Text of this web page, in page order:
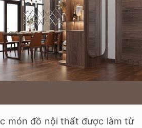
món đồ nội thất được làm từ